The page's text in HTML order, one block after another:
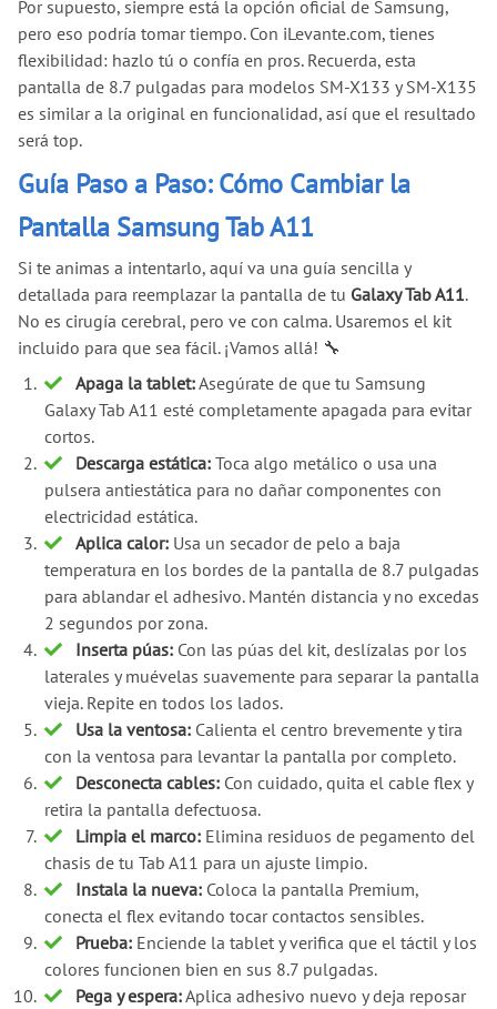
Por supuesto, siempre está la opción oficial de Samsung,
pero eso podría tomar tiempo. Con iLevante.com, tienes
flexibilidad: hazlo tú o confía en pros. Recuerda, esta
pantalla de 8.7 pulgadas para modelos SM-X133 y SM-X135
es similar a la original en funcionalidad, así que el resultado
será top.
Guía Paso a Paso: Cómo Cambiar la
Pantalla Samsung Tab A11
Si te animas a intentarlo, aquí va una guía sencilla y
detallada para reemplazar la pantalla de tu Galaxy Tab A11.
No es cirugía cerebral, pero ve con calma. Usaremos el kit
incluido para que sea fácil. ¡Vamos allá! 🔧
Apaga la tablet:Asegúrate de que tu Samsung
Galaxy Tab A11 esté completamente apagada para evitar
cortos.
Descarga estática: Toca algo metálico o usa una
pulsera antiestática para no dañar componentes con
electricidad estática.
Aplica calor: Usa un secador de pelo a baja
temperatura en los bordes de la pantalla de 8.7 pulgadas
para ablandar el adhesivo. Mantén distancia y no excedas
2 segundos por zona.
Inserta púas: Con las púas del kit, deslízalas por los
laterales y muévelas suavemente para separar la pantalla
vieja. Repite en todos los lados.
Usa la ventosa: Calienta el centro brevemente y tira
con la ventosa para levantar la pantalla por completo.
Desconecta cables: Con cuidado, quita el cable flex y
retira la pantalla defectuosa.
Limpia el marco: Elimina residuos de pegamento del
chasis de tu Tab A11 para un ajuste limpio.
Instala la nueva: Coloca la pantalla Premium,
conecta el flex evitando tocar contactos sensibles.
Prueba: Enciende la tablet y verifica que el táctil y los
colores funcionen bien en sus 8.7 pulgadas.
Pega y espera:Aplica adhesivo nuevo y deja reposar